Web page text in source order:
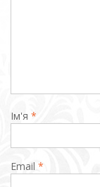
Ім'я *
Email *